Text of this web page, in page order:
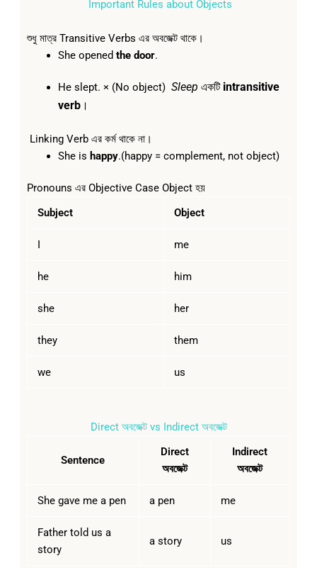
Important Rules about Objects
শুধু মাত্র Transitive Verbs এর অবজেক্ট থাকে।
She opened the door.
He slept. × (No object) Sleep একটি intransitive
verb।
Linking Verb এর কর্ম থাকে না।
She is happy.(happy = complement, not object)
Pronouns এর Objective Case Object হয়
Subject
Object
me
he him
she her
they them
we us
Direct অবজেক্ট vs Indirect অবজেক্ট
Sentence
Direct
অবজেক্ট
Indirect
অবজেক্ট
She gave me a pen a pen me
Father told us a
story
a story us